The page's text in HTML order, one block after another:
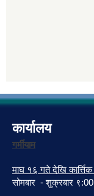
कार्यालय
गर्मीयाम
माघ १६ गते देखि
सोमबार - शुक्रबार